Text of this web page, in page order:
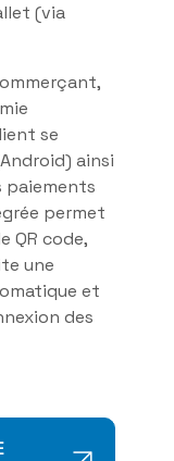
(via
se
ainsi
paiements
permet
QR code,
une
et
des